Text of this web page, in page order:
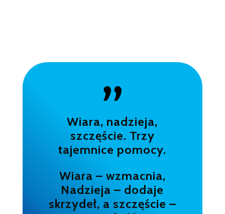
Wiara, nadzieja,
szczęście. Trzy
tajemnice pomocy.
Wiara – wzmacnia,
Nadzieja – dodaje
skrzydeł, a szczęście –